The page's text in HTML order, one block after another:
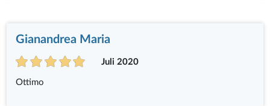
Gianandrea Maria
Juli 2020
Ottimo